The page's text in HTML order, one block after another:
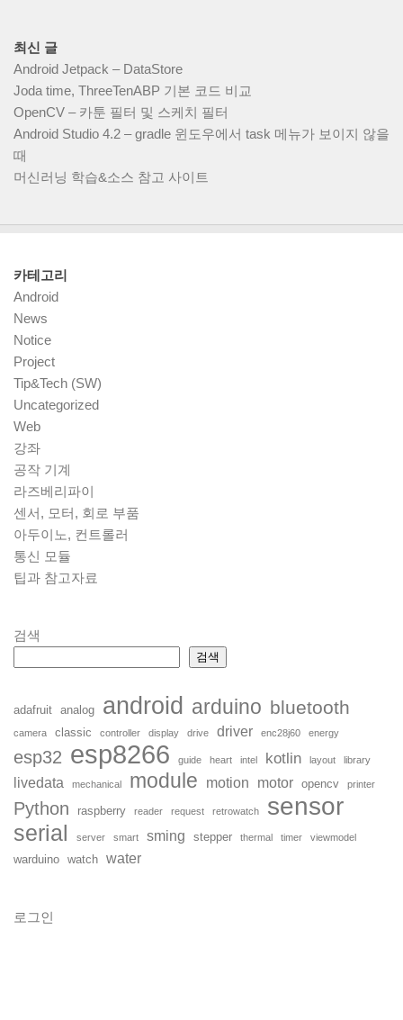
최신 글
Android Jetpack – DataStore
Joda time, ThreeTenABP 기본 코드 비교
OpenCV – 카툰 필터 및 스케치 필터
Android Studio 4.2 – gradle 윈도우에서 task 메뉴가 보이지 않을
때
머신러닝 학습&소스 참고 사이트
카테고리
Android
News
Notice
Project
Tip&Tech (SW)
Uncategorized
Web
강좌
공작 기계
라즈베리파이
센서, 모터, 회로 부품
아두이노, 컨트롤러
통신 모듈
팁과 참고자료
검색
검색
adafruit analog android arduino bluetooth
camera classic controller display drive driver enc28j60 energy
esp32 esp8266 guide heart intel kotlin layout library
livedata mechanical module motion motor opencv printer
Python raspberry reader request retrowatch sensor
serial server smart sming stepper thermal timer viewmodel
warduino watch water
로그인